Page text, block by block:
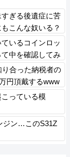
すぎる後遺症に苦
こんな奴いる？
いるコインロッ
中を確認してみ
合った納税者の
円頂戴するwww
こっている模
ジン…このS31Z